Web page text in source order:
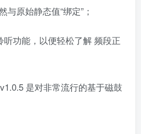
原始静态值“绑定”；
听功能，以便轻松了解 频段正
是对非常流行的基于磁鼓